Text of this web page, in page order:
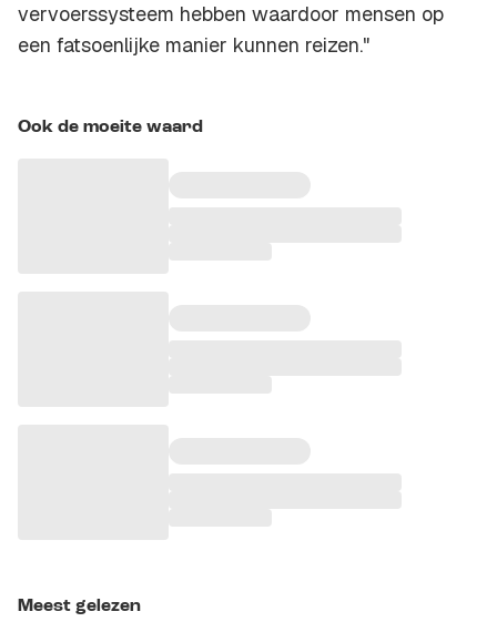
vervoerssysteem hebben waardoor mensen op
een fatsoenlijke manier kunnen reizen."
Ook de moeite waard
Meest gelezen